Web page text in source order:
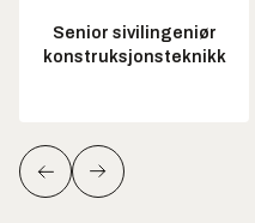
Senior sivilingeniør
konstruksjonsteknikk